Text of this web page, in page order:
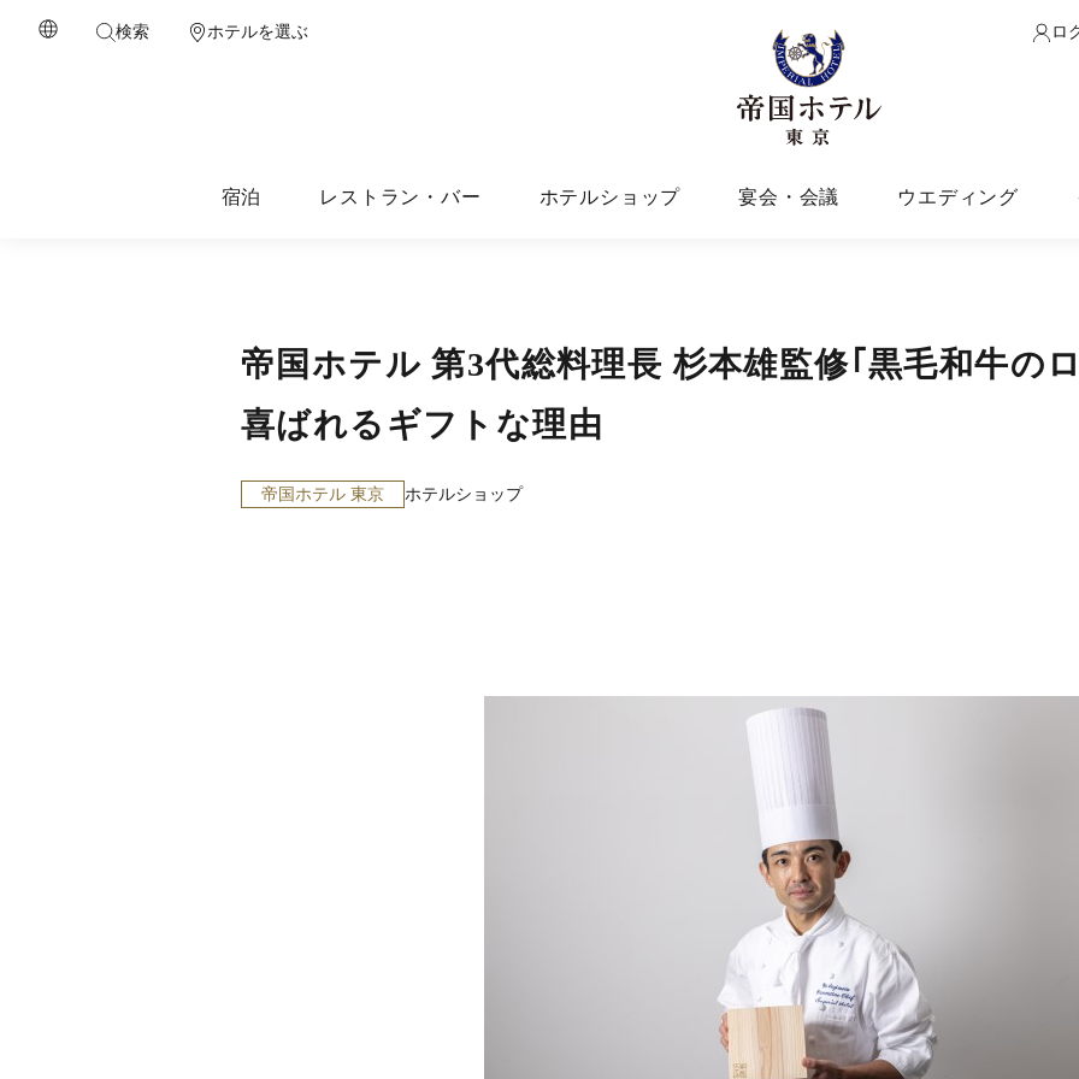
検索 ホテルを選ぶ ロ
宿泊 レストラン・バー ホテルショップ 宴会・会議 ウエディング
帝国ホテル 第3代総料理長 杉本雄監修｢黒毛和牛の
喜ばれるギフトな理由
帝国ホテル 東京 ホテルショップ